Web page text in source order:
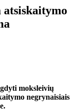
atsiskaitymo
moksleivių
negrynaisiais